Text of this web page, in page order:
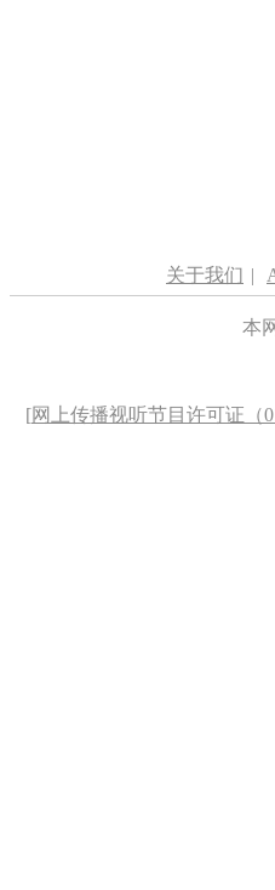
关于我们 |
本
[网上传播视听节目许可证（